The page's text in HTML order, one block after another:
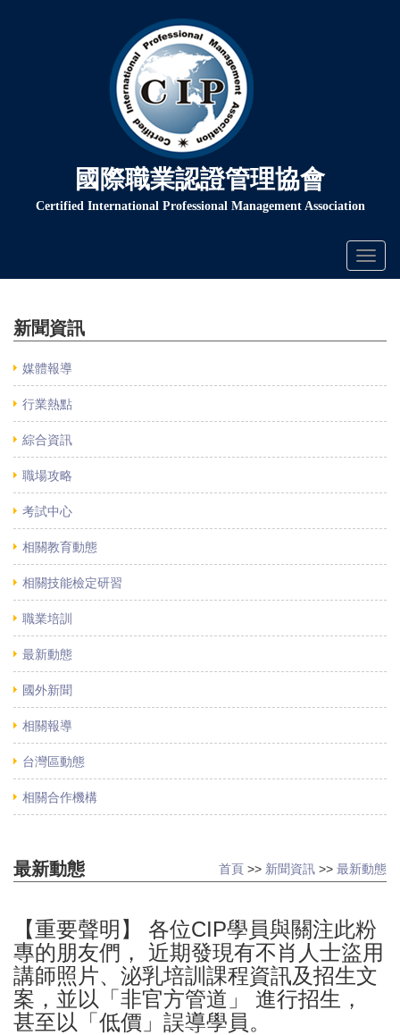
國際職業認證管理協會
Certified International Professional Management Association
新聞資訊
媒體報導
行業熱點
綜合資訊
職場攻略
考試中心
相關教育動態
相關技能檢定研習
職業培訓
最新動態
國外新聞
相關報導
台灣區動態
相關合作機構
最新動態 首頁 >> 新聞資訊 >> 最新動態
【重要聲明】 各位CIP學員與關注此粉
專的朋友們， 近期發現有不肖人士盜用
講師照片、泌乳培訓課程資訊及招生文
案，並以「非官方管道」 進行招生，
甚至以「低價」誤導學員。